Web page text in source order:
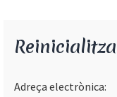
Adreça electrònica: